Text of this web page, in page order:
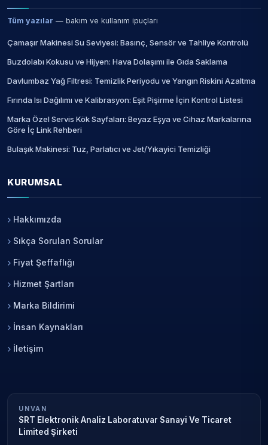
Tüm yazılar — bakım ve kullanım ipuçları
Çamaşır Makinesi Su Seviyesi: Basınç, Sensör ve Tahliye Kontrolü
Buzdolabı Kokusu ve Hijyen: Hava Dolaşımı ile Gıda Saklama
Davlumbaz Yağ Filtresi: Temizlik Periyodu ve Yangın Riskini Azaltma
Fırında Isı Dağılımı ve Kalibrasyon: Eşit Pişirme İçin Kontrol Listesi
Marka Özel Servis Kök Sayfaları: Beyaz Eşya ve Cihaz Markalarına
Göre İç Link Rehberi
Bulaşık Makinesi: Tuz, Parlatıcı ve Jet/Yıkayici Temizliği
KURUMSAL
Hakkımızda
Sıkça Sorulan Sorular
Fiyat Şeffaflığı
Hizmet Şartları
Marka Bildirimi
İnsan Kaynakları
İletişim
UNVAN
SRT Elektronik Analiz Laboratuvar Sanayi Ve Ticaret
Limited Şirketi